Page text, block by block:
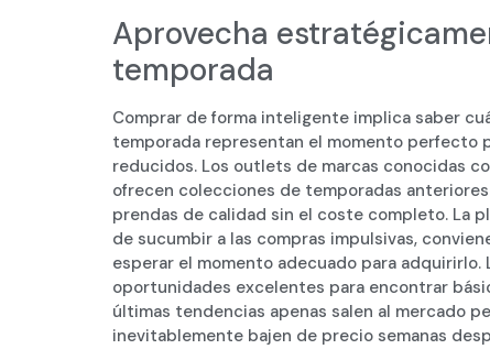
Aprovecha
temporada
Comprar de forma inteligente implica saber
temporada representan el momento perfecto
reducidos. Los outlets de marcas conocidas
ofrecen colecciones de temporadas
prendas de calidad sin el coste completo. La
de sucumbir a las compras impulsivas,
esperar el momento adecuado para
oportunidades excelentes para encontrar
últimas tendencias apenas salen al mercado
inevitablemente bajen de precio semanas